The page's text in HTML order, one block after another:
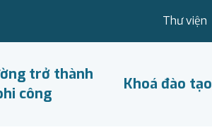
Thư viện
trở thành
công
Khoá đào tạo